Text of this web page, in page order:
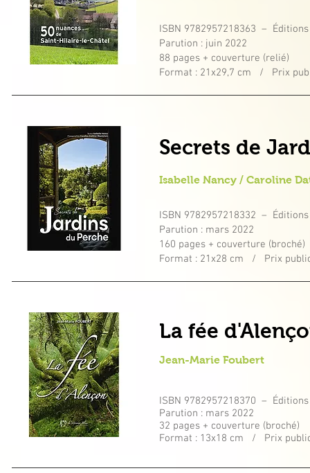
ISBN 9782957218363 –
Parution : juin 2022
88 pages + couverture (relié)
Format : 21x29,7 cm / Prix
Secrets de
Isabelle Nancy / Caroline
ISBN 9782957218332 –
Parution : mars 2022
160 pages + couverture (broché)
Format : 21x28 cm / Prix
La fée
Jean-Marie Foubert
ISBN 9782957218370 –
Parution : mars 2022
32 pages + couverture (broché)
Format : 13x18 cm / Prix